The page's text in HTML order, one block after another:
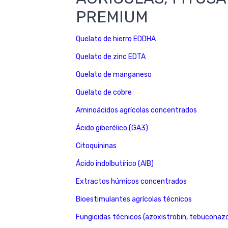
PREMIUM
Quelato de hierro EDDHA
Quelato de zinc EDTA
Quelato de manganeso
Quelato de cobre
Aminoácidos agrícolas concentrados
Ácido giberélico (GA3)
Citoquininas
Ácido indolbutírico (AIB)
Extractos húmicos concentrados
Bioestimulantes agrícolas técnicos
Fungicidas técnicos (azoxistrobin,